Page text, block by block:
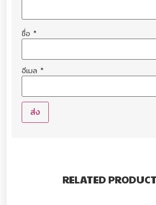
ชื่อ *
อีเมล *
RELATED